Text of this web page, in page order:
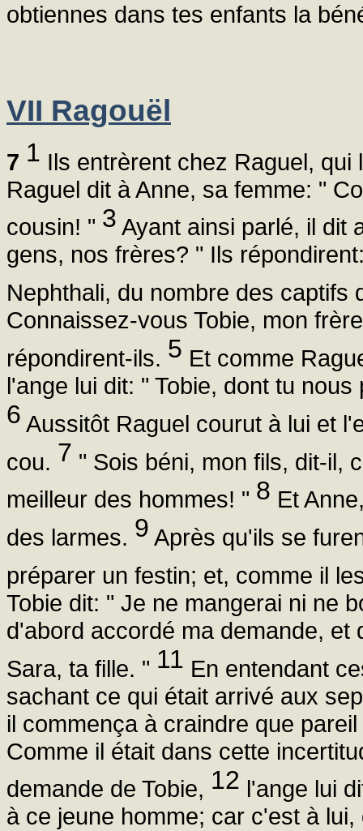
obtiennes dans tes enfants la
VII Ragouël
7 1 Ils entrèrent chez Raguel,
Raguel dit à Anne, sa femme: "
cousin! " 3 Ayant ainsi parlé, il dit
gens, nos frères? " Ils
Nephthali, du nombre des captifs
Connaissez-vous Tobie, mon
répondirent-ils. 5 Et comme
l'ange lui dit: " Tobie, dont tu
6 Aussitôt Raguel courut à lui et
cou. 7 " Sois béni, mon fils, dit-il,
meilleur des hommes! " 8 Et
des larmes. 9 Après qu'ils se
préparer un festin; et, comme il
Tobie dit: " Je ne mangerai ni ne
d'abord accordé ma demande, et
Sara, ta fille. " 11 En entendant
sachant ce qui était arrivé aux
il commença à craindre que
Comme il était dans cette
demande de Tobie, 12 l'ange lui
à ce jeune homme; car c'est à